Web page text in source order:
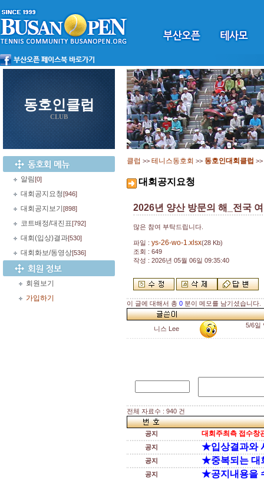
동호인클럽
CLUB
알림[0]
대회공지요청[946]
대회공지보기 [898]
코트배정/대진표[792]
대회(입상)결과[530]
대회화보/동영상[536]
회원보기
가입하기
클럽 >> 테니스동호회 >> 동호인대회클럽 >>
대회공지요청
2026년 양산 방문의 해_전국
많은 참여 부탁드립니다.
파일 : ys-26-wo-1.xlsx(28 Kb)
조회 : 649
작성 : 2026년 05월 06일 09:35:40
이 글에 대해서 총 0 분이 메모를 남기셨습니다.
니스 Lee 5/6일
전체 자료수 : 940 건
공지 대회주최측 접수창
공지 ★입상결과와
공지 ★중복되는 대
공지 ★공지내용을